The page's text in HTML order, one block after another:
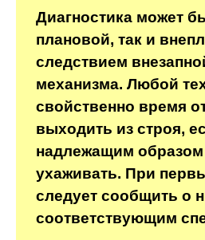
Диагностика может
плановой, так и
следствием
механизма. Любой
свойственно время
выходить из строя,
надлежащим образом
ухаживать. При
следует сообщить о
соответствующим